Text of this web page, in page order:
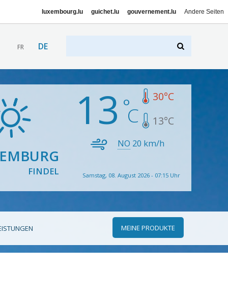
luxembourg.lu guichet.lu gouvernement.lu Andere Seiten
FR DE
FINDEL
13 30°C
13°C
NO 20 km/h
Samstag, 08. August 2026 - 07:15 Uhr
MEINE PRODUKTE